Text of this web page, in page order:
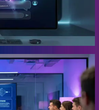
gebaut hat. Kein
Systeme mit KI-